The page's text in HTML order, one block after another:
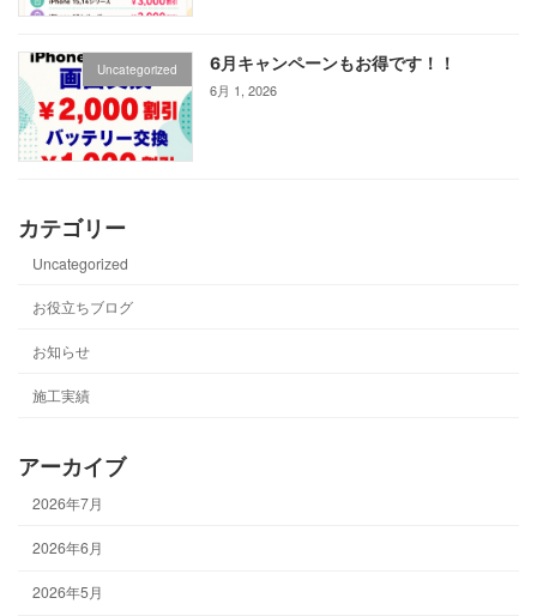
Uncategorized 6月キャンペーンもお得です！！
6月 1, 2026
カテゴリー
Uncategorized
お役立ちブログ
お知らせ
施工実績
アーカイブ
2026年7月
2026年6月
2026年5月